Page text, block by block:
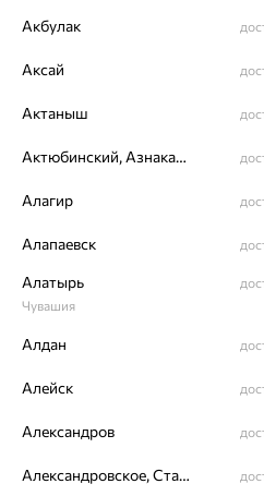
Запросить
Размеры:
18
от 40 103
Акбулак
Аксай
Актаныш
Актюбинский, Азнакаевский район
Алагир
Алапаевск
Алатырь
Чувашия
Алдан
Алейск
Александров
Александровское, Ставропольский край